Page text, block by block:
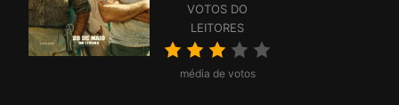
VOTOS DO
LEITORES
média de votos